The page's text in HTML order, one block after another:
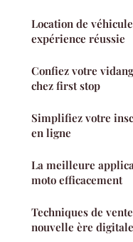
Location de
expérience réussie
Confiez votre
chez first stop
Simplifiez votre
en ligne
La meilleure
moto efficacement
Techniques de
nouvelle ère digitale